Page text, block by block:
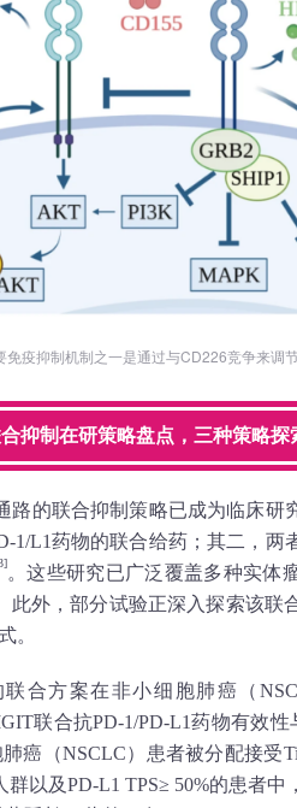
免疫抑制机制之一是通过与CD226竞争来调
抑制在研策略盘点，三种策略探
路的联合抑制策略已成为临床研
1/L1药物的联合给药；其二，两
。这些研究已广泛覆盖多种实体
此外，部分试验正深入探索该联
。
联合方案在非小细胞肺癌（
联合抗PD-1/PD-L1药物有效
癌（NSCLC）患者被分配接受
以及PD-L1 TPS≥ 50%的患者中